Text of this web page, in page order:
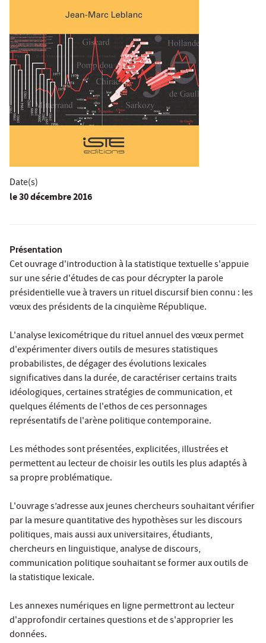
Date(s)
le30 décembre 2016
Présentation
Cet ouvrage d'introduction à la statistique textuelle s'appuie
sur une série d'études de cas pour décrypter la parole
présidentielle vue à travers un rituel discursif bien connu : les
vœux des présidents de la cinquième République.
L'analyse lexicométrique du rituel annuel des vœux permet
d'expérimenter divers outils de mesures statistiques
probabilistes, de dégager des évolutions lexicales
significatives dans la durée, de caractériser certains traits
idéologiques, certaines stratégies de communication, et
quelques éléments de l'ethos de ces personnages
représentatifs de l'arène politique contemporaine.
Les méthodes sont présentées, explicitées, illustrées et
permettent au lecteur de choisir les outils les plus adaptés à
sa propre problématique.
L'ouvrage s’adresse aux jeunes chercheurs souhaitant vérifier
par la mesure quantitative des hypothèses sur les discours
politiques, mais aussi aux universitaires, étudiants,
chercheurs en linguistique, analyse de discours,
communication politique souhaitant se former aux outils de
la statistique lexicale.
Les annexes numériques en ligne permettront au lecteur
d'approfondir certaines questions et de s'approprier les
données.